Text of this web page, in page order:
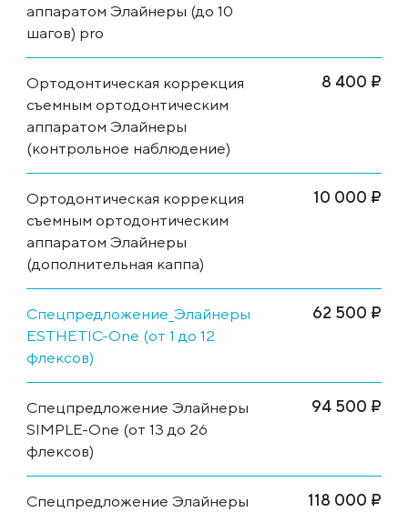
аппаратом Элайнеры (до 10
шагов) pro
Ортодонтическая коррекция
съемным ортодонтическим
аппаратом Элайнеры
(контрольное наблюдение)
8 400 ₽
Ортодонтическая коррекция
съемным ортодонтическим
аппаратом Элайнеры
(дополнительная каппа)
10 000 ₽
Спецпредложение_Элайнеры
ESTHETIC-One (от 1 до 12
флексов)
62 500 ₽
Спецпредложение Элайнеры
SIMPLE-One (от 13 до 26
флексов)
94 500 ₽
Спецпредложение Элайнеры
118 000 ₽